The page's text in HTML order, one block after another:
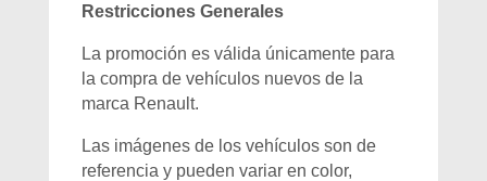
Restricciones Generales
La promoción es válida únicamente para
la compra de vehículos nuevos de la
marca Renault.
Las imágenes de los vehículos son de
referencia y pueden variar en color,